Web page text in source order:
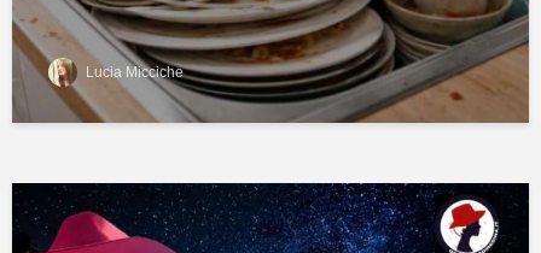
Lucia Micciche